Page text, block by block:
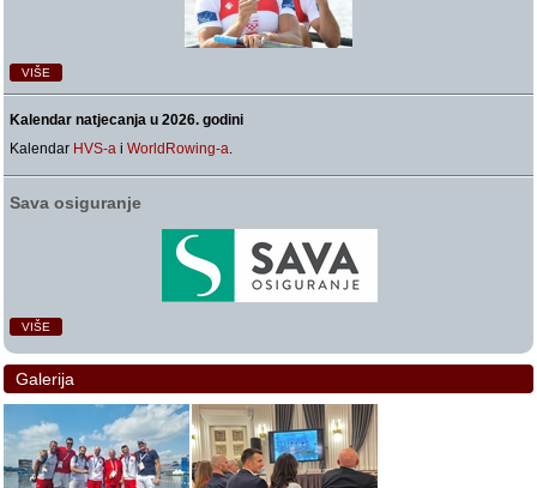
VIŠE
Kalendar natjecanja u 2026. godini
Kalendar HVS-a iWorldRowing-a.
Sava osiguranje
VIŠE
Galerija